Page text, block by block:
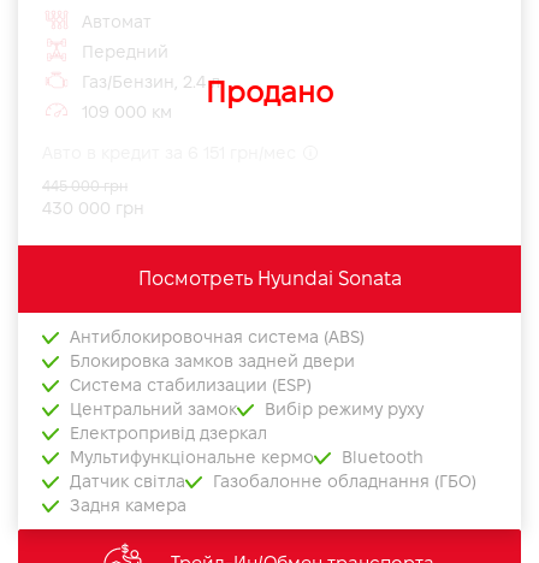
Продано
Автомат
Передний
Газ/Бензин, 2.4 л
109 000 км
430 000 грн
445 000 грн
Посмотреть Hyundai Sonata
Антиблокировочная система (ABS)
Блокировка замков задней двери
Система стабилизации (ESP)
Центральний замок
Вибір режиму руху
Електропривід дзеркал
Мультифункціональне кермо
Bluetooth
Датчик світла
Газобалонне обладнання (ГБО)
Задня камера